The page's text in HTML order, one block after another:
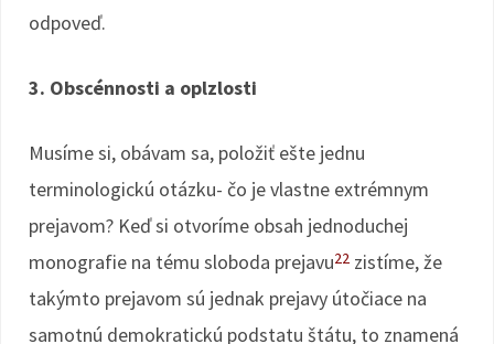
odpoveď.
3. Obscénnosti a oplzlosti
Musíme si, obávam sa, položiť ešte jednu
terminologickú otázku- čo je vlastne extrémnym
prejavom? Keď si otvoríme obsah jednoduchej
monografie na tému sloboda prejavu22 zistíme, že
takýmto prejavom sú jednak prejavy útočiace na
samotnú demokratickú podstatu štátu, to znamená